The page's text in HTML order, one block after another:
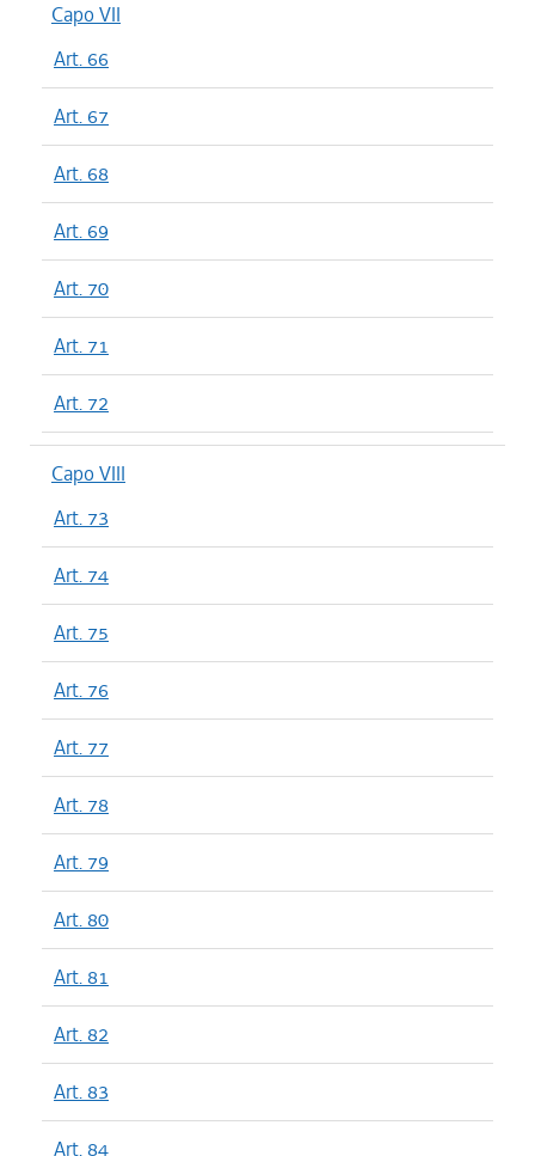
Capo VII
Art. 66
Art. 67
Art. 68
Art. 69
Art. 70
Art. 71
Art. 72
Capo VIII
Art. 73
Art. 74
Art. 75
Art. 76
Art. 77
Art. 78
Art. 79
Art. 80
Art. 81
Art. 82
Art. 83
Art. 84